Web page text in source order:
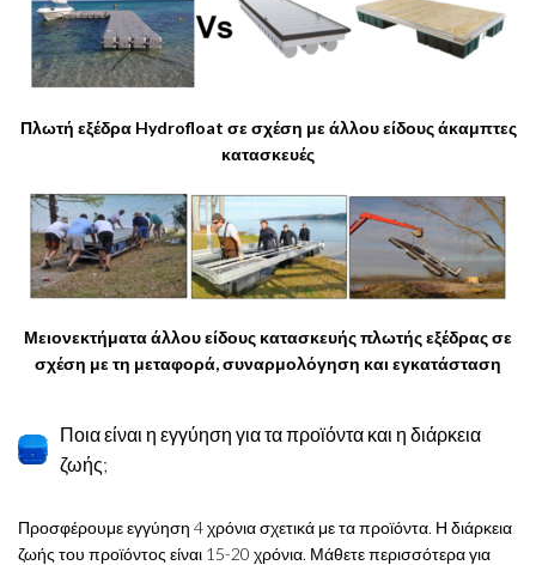
Πλωτή εξέδρα Hydrofloat σε σχέση με άλλου είδους άκαμπτες
κατασκευές
Μειονεκτήματα άλλου είδους κατασκευής πλωτής εξέδρας σε
σχέση με τη μεταφορά, συναρμολόγηση και εγκατάσταση
Ποια είναι η εγγύηση για τα προϊόντα και η διάρκεια
ζωής;
Προσφέρουμε εγγύηση 4 χρόνια σχετικά με τα προϊόντα. Η διάρκεια
ζωής του προϊόντος είναι 15-20 χρόνια. Μάθετε περισσότερα για